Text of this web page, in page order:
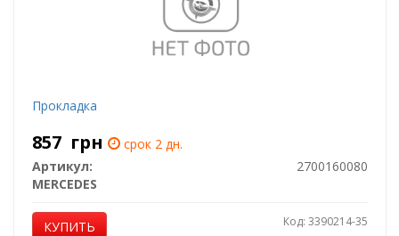
Прокладка
857 грн
срок 2 дн.
Артикул:
2700160080
MERCEDES
КУПИТЬ Код: 3390214-35